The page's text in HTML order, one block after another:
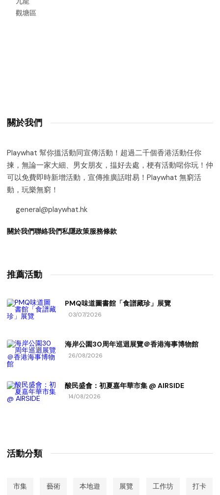
觀塘區
關於我們
Playwhat 幫你搵活動同宣傳活動！超過二千個香港活動任你
揀，無論一家大細、男女朋友，揾好去處，梗有活動啱你玩！仲
可以免費即時新增活動，宣傳推廣話咁易！Playwhat 無窮活
動，玩樂無窮！
general@playwhat.hk
關於我們聯絡我們私隱政策服務條款
推薦活動
PMQ味道圖書館「食譜藏珍」展覽
03/07/2026
海岸公園30周年巡迴展覽＠香港海事博物館
26/08/2026
酸民盛會：初夏嘉年華市集 @ AIRSIDE
14/08/2026
活動分類
市集 藝術 本地遊 展覽 工作坊 打卡